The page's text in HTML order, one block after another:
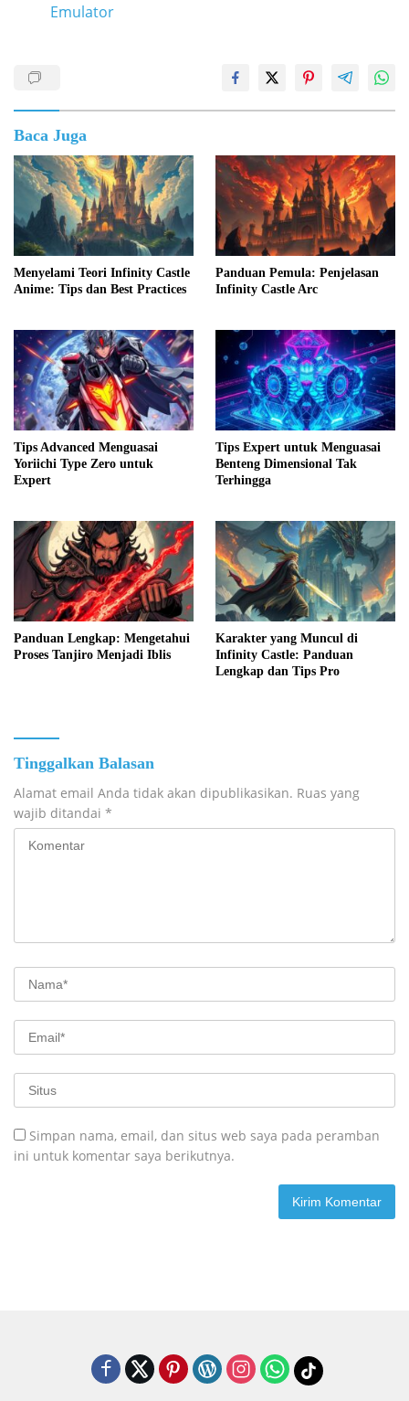
Emulator
Baca Juga
Menyelami Teori Infinity Castle
Anime: Tips dan Best Practices
Panduan Pemula: Penjelasan
Infinity Castle Arc
Tips Advanced Menguasai
Yoriichi Type Zero untuk
Expert
Tips Expert untuk Menguasai
Benteng Dimensional Tak
Terhingga
Panduan Lengkap: Mengetahui
Proses Tanjiro Menjadi Iblis
Karakter yang Muncul di
Infinity Castle: Panduan
Lengkap dan Tips Pro
Tinggalkan Balasan
Alamat email Anda tidak akan dipublikasikan. Ruas yang
wajib ditandai *
Simpan nama, email, dan situs web saya pada peramban
ini untuk komentar saya berikutnya.